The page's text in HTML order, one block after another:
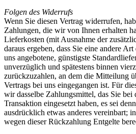
Folgen des Widerrufs
Wenn Sie diesen Vertrag widerrufen,
Zahlungen, die wir von Ihnen erhalten
Lieferkosten (mit Ausnahme der
daraus ergeben, dass Sie eine andere
uns angebotene, günstigste
unverzüglich und spätestens binnen
zurückzuzahlen, an dem die Mitteilung
Vertrags bei uns eingegangen ist. Für
wir dasselbe Zahlungsmittel, das Sie bei
Transaktion eingesetzt haben, es sei
ausdrücklich etwas anderes vereinbart;
wegen dieser Rückzahlung Entgelte